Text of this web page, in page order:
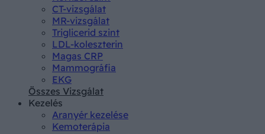
CT-vizsgálat
MR-vizsgálat
Triglicerid szint
LDL-koleszterin
Magas CRP
Mammográfia
EKG
Összes Vizsgálat
Kezelés
Aranyér kezelése
Kemoterápia